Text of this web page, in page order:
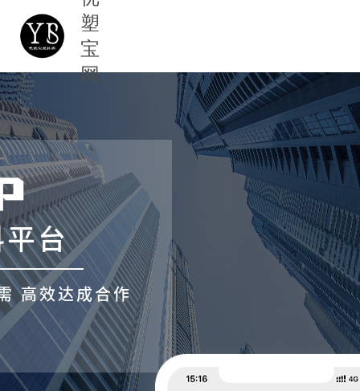
塑
宝
网
平台
高效达成合作